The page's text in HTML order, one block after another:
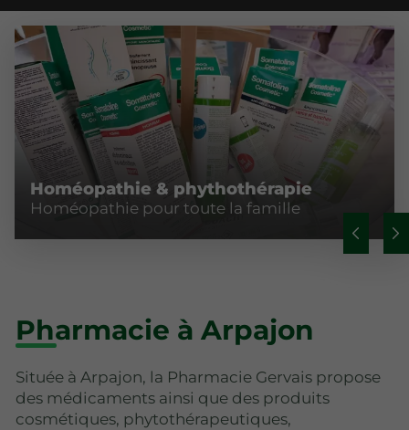
Homéopathie & phythothérapie
Homéopathie pour toute la famille
Pharmacie à Arpajon
Située à Arpajon, la Pharmacie Gervais propose
des médicaments ainsi que des produits
cosmétiques, phytothérapeutiques,